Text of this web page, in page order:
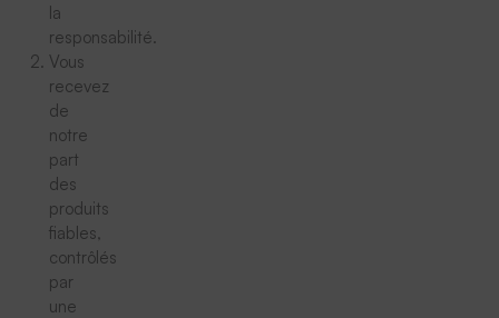
la
responsabilité.
Vous
recevez
de
notre
part
des
produits
fiables,
contrôlés
par
une